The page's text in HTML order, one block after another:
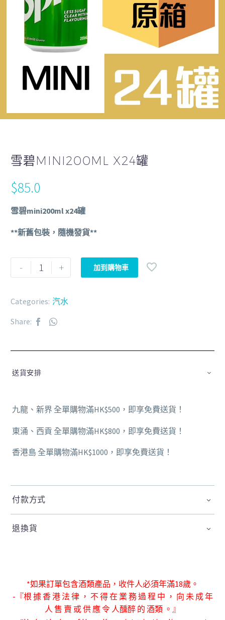
雪碧MINI200ML X24罐
$85.0
雪碧mini200ml x24罐
**新舊包裝，隨機發貨**
- + 加到購物車
Categories: 汽水
Share:
送貨安排
九龍、新界 全單購物滿HK$500，即享免費送貨！
東涌、西貢 全單購物滿HK$800，即享免費送貨！
香港島 全單購物滿HK$1000，即享免費送貨！
付款方式
退換貨
*如果訂單包含酒類產品，收件人必須年滿18歲。
-『根 據 香 港 法 律 ， 不 得 在 業 務 過 程 中 ， 向 未 成 年
人 售 賣 或 供 應 令 人醺醉 的 酒類 。』